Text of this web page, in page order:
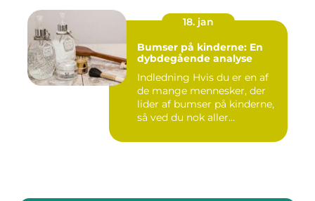
18. jan
Bumser på kinderne: En
dybdegående analyse
Indledning Hvis du er en af
de mange mennesker, der
lider af bumser på kinderne,
så ved du nok aller...